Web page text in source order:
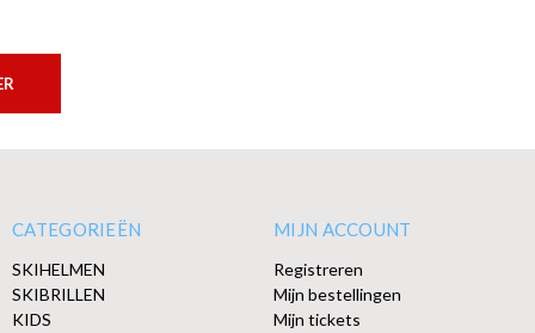
CATEGORIEËN
SKIHELMEN
SKIBRILLEN
KIDS
MIJN ACCOUNT
Registreren
Mijn bestellingen
Mijn tickets